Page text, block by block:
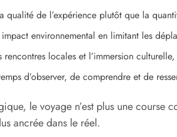
qualité de l’expérience plutôt que la
environnemental en limitant les
rencontres locales et l’immersion culturelle,
d’observer, de comprendre et de
le voyage n’est plus une course
ancrée dans le réel.